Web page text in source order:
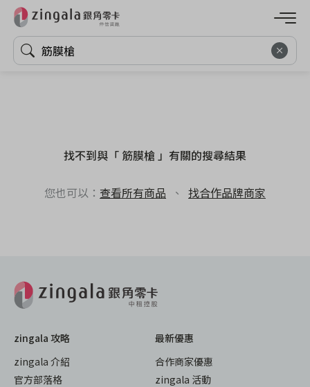
找不到與「 筋膜槍 」有關的搜尋結果
您也可以： 查看所有商品 、 找合作品牌商家
zingala 攻略
zingala 介紹
官方部落格
最新優惠
合作商家優惠
zingala 活動